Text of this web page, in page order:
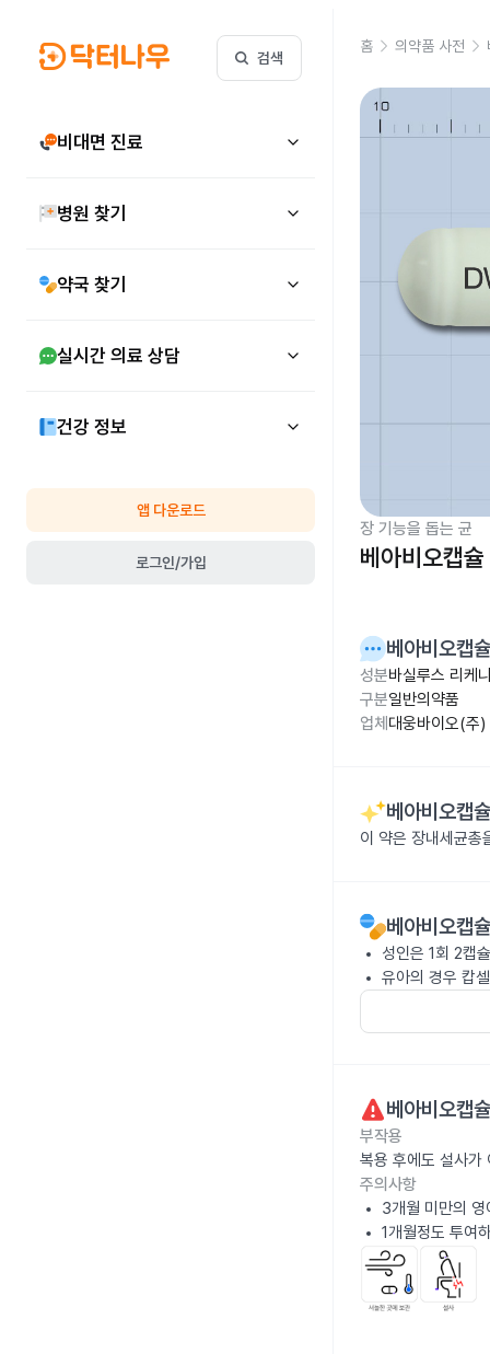
검색
비대면 진료
병원 찾기
약국 찾기
실시간 의료 상담
건강 정보
앱 다운로드
로그인/가입
홈 의약품 사전
장 기능을 돕는 균
베아비오캡
베아비오캡
성분바실루스 리케
구분일반의약품
업체 대웅바이오(주)
베아비오캡
이 약은 장내세균총
베아비오캡
성인은 1회 2캡
유아의 경우 캅
베아비오캡
부작용
복용 후에도 설사가
주의사항
3개월 미만의
1개월정도 투여